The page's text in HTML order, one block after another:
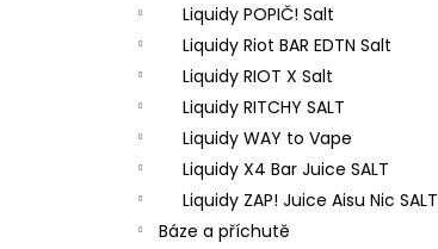
Liquidy POPIČ! Salt
Liquidy Riot BAR EDTN Salt
Liquidy RIOT X Salt
Liquidy RITCHY SALT
Liquidy WAY to Vape
Liquidy X4 Bar Juice SALT
Liquidy ZAP! Juice Aisu Nic SALT
Báze a příchutě